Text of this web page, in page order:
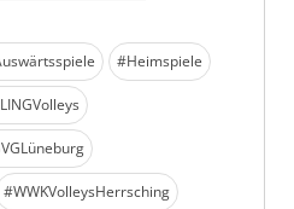
#Heimspiele
#WWKVolleysHerrsching